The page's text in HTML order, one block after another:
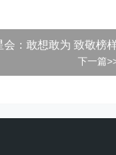
：敢想敢为 致敬榜
下一篇